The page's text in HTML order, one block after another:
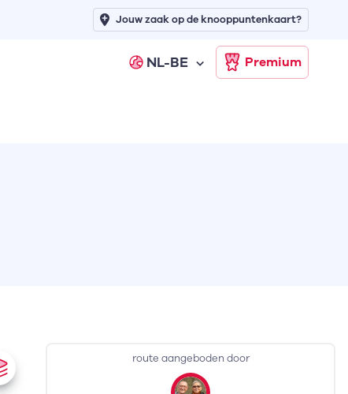
NL-BE Premium
Jouw zaak op de knooppuntenkaart?
route aangeboden door